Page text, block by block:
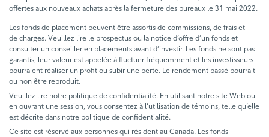
offertes aux nouveaux achats après la fermeture des bureaux le 31 mai 2022.
Les fonds de placement peuvent être assortis de commissions, de frais et
de charges. Veuillez lire le prospectus ou la notice d’offre d’un fonds et
consulter un conseiller en placements avant d’investir. Les fonds ne sont pas
garantis, leur valeur est appelée à fluctuer fréquemment et les investisseurs
pourraient réaliser un profit ou subir une perte. Le rendement passé pourrait
ou non être reproduit.
Veuillez lire notre politique de confidentialité. En utilisant notre site Web ou
en ouvrant une session, vous consentez à l’utilisation de témoins, telle qu’elle
est décrite dans notre politique de confidentialité.
Ce site est réservé aux personnes qui résident au Canada. Les fonds